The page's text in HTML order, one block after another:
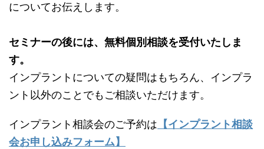
についてお伝えします。
セミナーの後には、無料個別相談を受付いたしま
す。
インプラントについての疑問はもちろん、インプラ
ント以外のことでもご相談いただけます。
インプラント相談会のご予約は 【インプラント相談
会お申し込みフォーム】